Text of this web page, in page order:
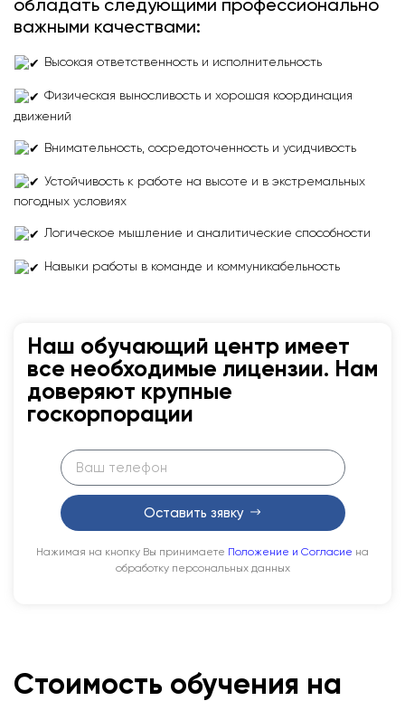
обладать следующими профессионально
важными качествами:
Высокая ответственность и исполнительность
Физическая выносливость и хорошая координация
движений
Внимательность, сосредоточенность и усидчивость
Устойчивость к работе на высоте и в экстремальных
погодных условиях
Логическое мышление и аналитические способности
Навыки работы в команде и коммуникабельность
Наш обучающий центр имеет
все необходимые лицензии. Нам
доверяют крупные
госкорпорации
Оставить зявку
Нажимая на кнопку Вы принимаете Положение и Согласие на
обработку персональных данных
Стоимость обучения на